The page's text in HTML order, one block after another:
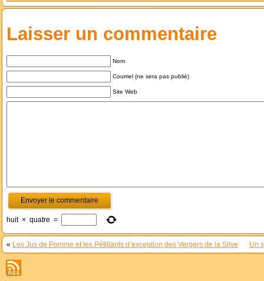
Laisser un commentaire
Nom
Courriel (ne sera pas publié)
Site Web
huit × quatre =
« Les Jus de Pomme et les Pétillants d’exception des Vergers de la Silve Un